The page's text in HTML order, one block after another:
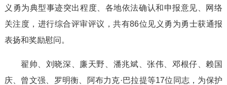
义勇为典型事迹突出程度、各地依法确认和申报意见、网络
关注度，进行综合评审评议，共有86位见义勇为勇士获通报
表扬和奖励慰问。
翟帅、刘晓深、廉天野、潘兆斌、张伟、邓根仔、赖国
庆、曾文强、罗明衡、阿布力克·巴拉提等17位同志，为保护